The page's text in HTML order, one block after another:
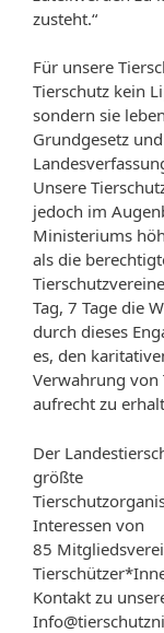
zusteht.“
Für unsere
Tierschutz kein
sondern sie
Grundgesetz
Unsere
jedoch im
Ministeriums
als die
Tag, 7 Tage die
durch dieses
es, den
Verwahrung von
aufrecht zu
Der
größte
Interessen von
85
Kontakt zu